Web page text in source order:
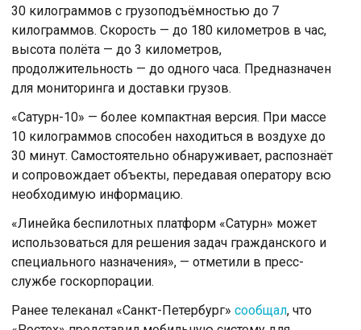
30 килограммов с грузоподъёмностью до 7
килограммов. Скорость — до 180 километров в час,
высота полёта — до 3 километров,
продолжительность — до одного часа. Предназначен
для мониторинга и доставки грузов.
«Сатурн-10» — более компактная версия. При массе
10 килограммов способен находиться в воздухе до
30 минут. Самостоятельно обнаруживает, распознаёт
и сопровождает объекты, передавая оператору всю
необходимую информацию.
«Линейка беспилотных платформ «Сатурн» может
использоваться для решения задач гражданского и
специального назначения», — отметили в пресс-
службе госкорпорации.
Ранее телеканал «Санкт-Петербург» сообщал, что